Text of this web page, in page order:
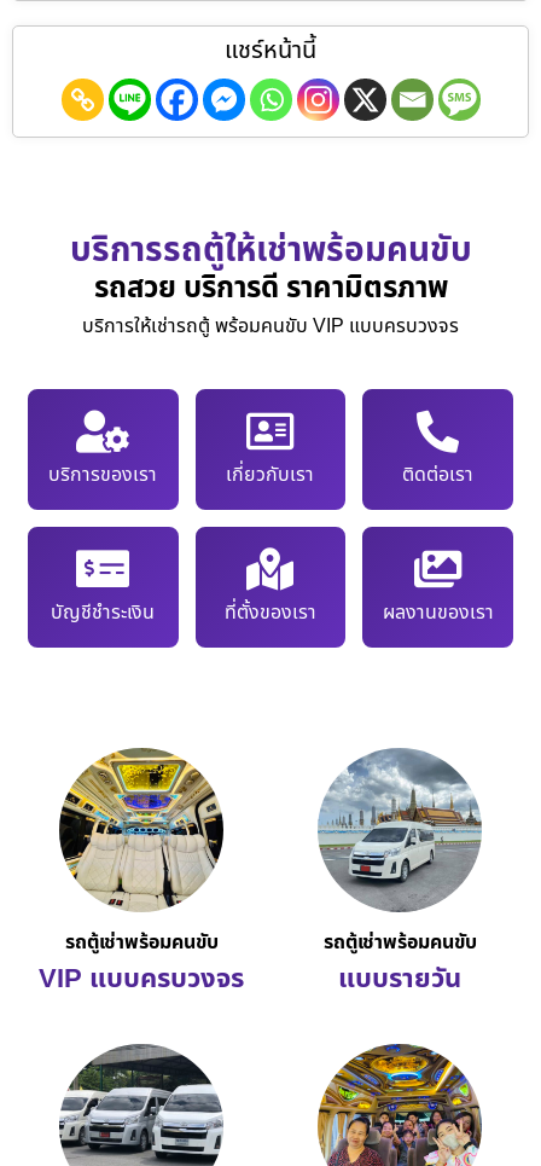
แชร์หน้านี้
บริการรถตู้ให้เช่าพร้อมคนขับ
รถสวย บริการดี ราคามิตรภาพ
บริการให้เช่ารถตู้ พร้อมคนขับ VIP แบบครบวงจร
บริการของเรา เกี่ยวกับเรา ติดต่อเรา
บัญชีชำระเงิน ที่ตั้งของเรา ผลงานของเรา
รถตู้เช่าพร้อมคนขับ
VIP แบบครบวงจร
รถตู้เช่าพร้อมคนขับ
แบบรายวัน